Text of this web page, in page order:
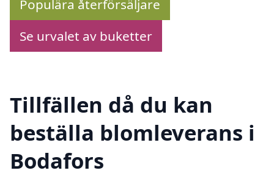
Populära återförsäljare
Se urvalet av buketter
Tillfällen då du kan
beställa blomleverans i
Bodafors